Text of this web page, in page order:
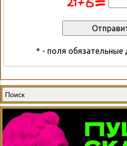
* - поля обязательные